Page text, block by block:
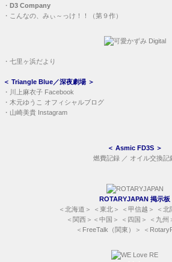
・ D3 Company
・ こんなの、みぃ～っけ！！（第９作）
・ 七里ヶ浜だより
＜ Triangle Blue／深夜劇場 ＞
・
川上麻衣子 Facebook
・ 木元ゆうこ オフィシャルブログ
・ 山崎美貴 Instagram
＜ Asmic FD3S ＞
燃費記録 ／ オイル交換記
ROTARYJAPAN 掲示板
＜ 北海道 ＞ ＜ 東北 ＞ ＜ 甲信越 ＞ ＜ 北
＜ 関西＞＜ 中国 ＞ ＜ 四国 ＞ ＜ 九州
＜ FreeTalk（関東） ＞ ＜